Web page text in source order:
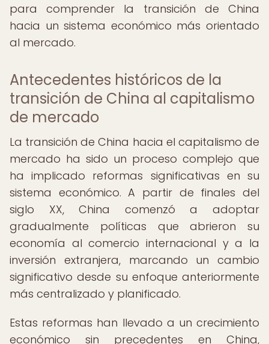
para comprender la transición de China
hacia un sistema económico más orientado
al mercado.
Antecedentes históricos de la
transición de China al capitalismo
de mercado
La transición de China hacia el capitalismo de
mercado ha sido un proceso complejo que
ha implicado reformas significativas en su
sistema económico. A partir de finales del
siglo XX, China comenzó a adoptar
gradualmente políticas que abrieron su
economía al comercio internacional y a la
inversión extranjera, marcando un cambio
significativo desde su enfoque anteriormente
más centralizado y planificado.
Estas reformas han llevado a un crecimiento
económico sin precedentes en China,